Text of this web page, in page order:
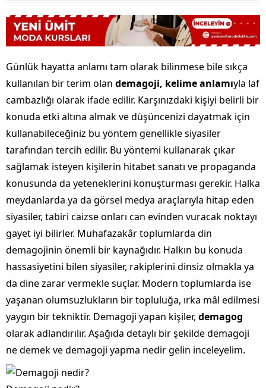
Günlük hayatta anlamı tam olarak bilinmese bile sıkça
kullanılan bir terim olan demagoji, kelime anlamıyla laf
cambazlığı olarak ifade edilir. Karşınızdaki kişiyi belirli bir
konuda etki altına almak ve düşüncenizi dayatmak için
kullanabileceğiniz bu yöntem genellikle siyasiler
tarafından tercih edilir. Bu yöntemi kullanarak çıkar
sağlamak isteyen kişilerin hitabet sanatı ve propaganda
konusunda da yeteneklerini konuşturması gerekir. Halka
meydanlarda ya da görsel medya araçlarıyla hitap eden
siyasiler, tabiri caizse onları can evinden vuracak noktayı
gayet iyi bilirler. Muhafazakâr toplumlarda din
demagojinin önemli bir kaynağıdır. Halkın bu konuda
hassasiyetini bilen siyasiler, rakiplerini dinsiz olmakla ya
da dine zarar vermekle suçlar. Modern toplumlarda ise
yaşanan olumsuzlukların bir topluluğa, ırka mâl edilmesi
yaygın bir tekniktir. Demagoji yapan kişiler, demagog
olarak adlandırılır. Aşağıda detaylı bir şekilde demagoji
ne demek ve demagoji yapma nedir gelin inceleyelim.